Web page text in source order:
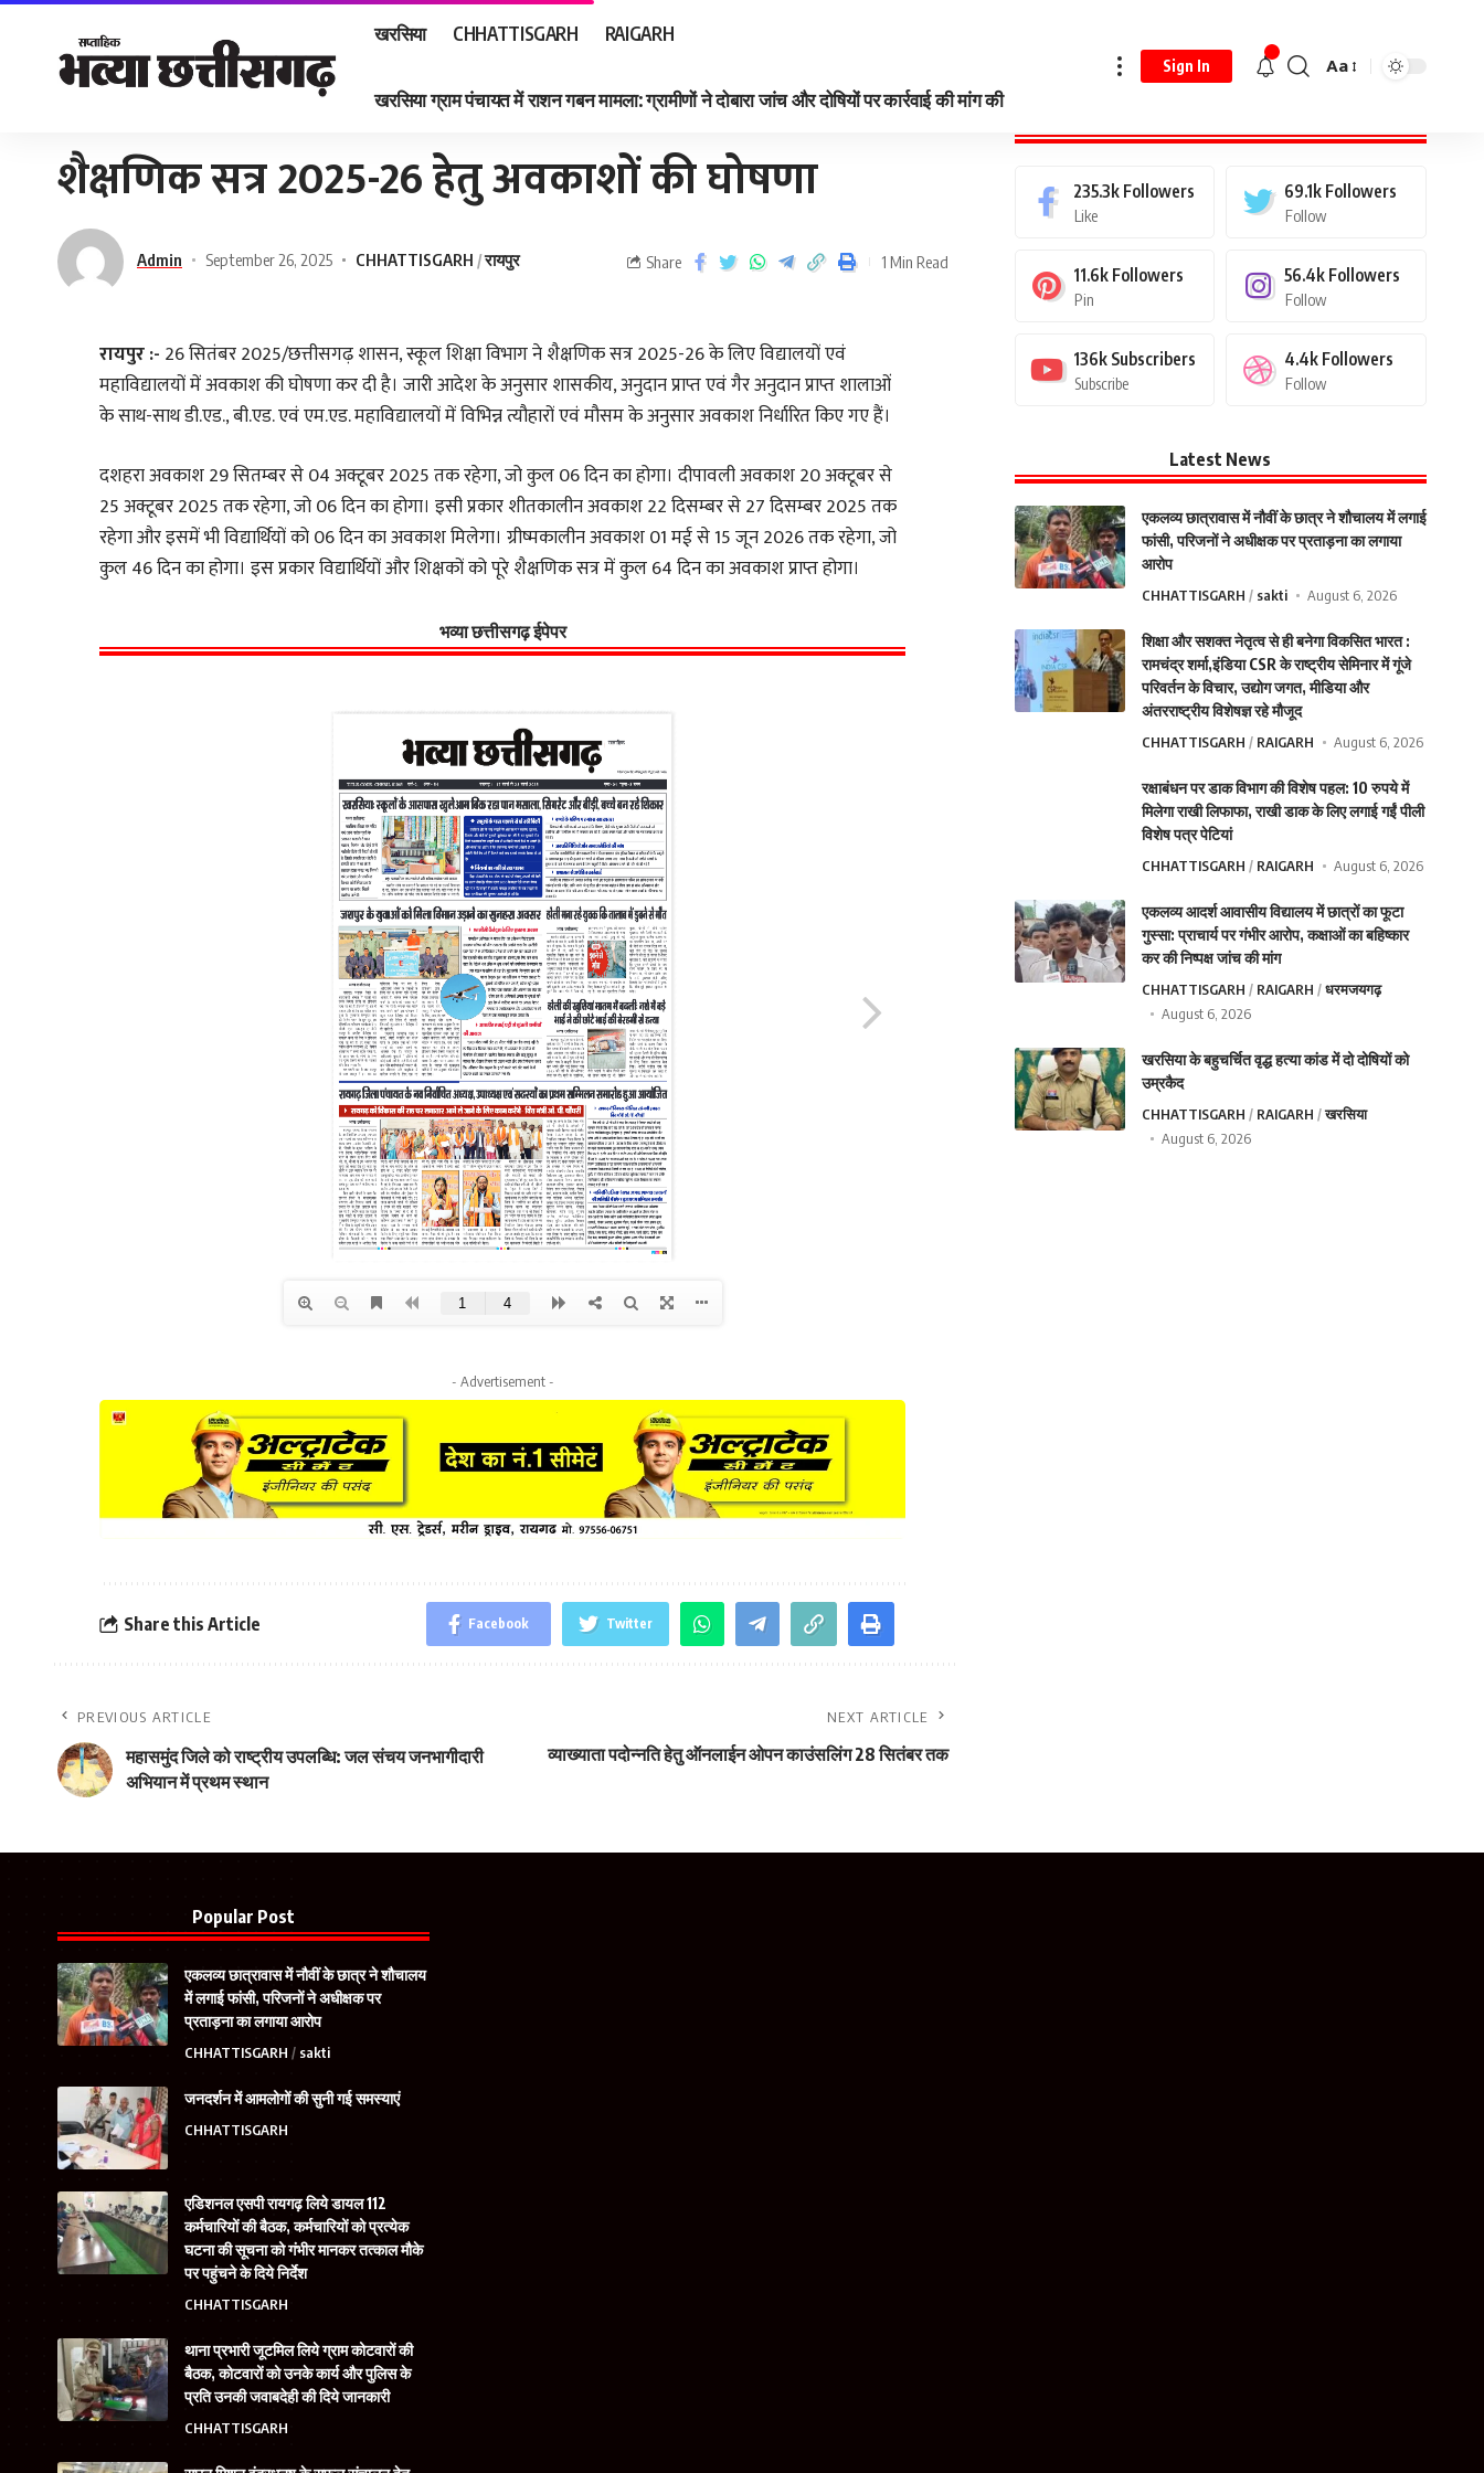
खरसिया CHHATTISGARH RAIGARH
खरसिया ग्राम पंचायत में राशन गबन मामला: ग्रामीणों ने दोबारा जांच और दोषियों पर कार्रवाई की मांग की
Sign In Aa
शैक्षणिक सत्र 2025-26 हेतु अवकाशों की घोषणा
Admin September 26, 2025 CHHATTISGARH रायपुर Share 1 Min Read
रायपुर :- 26 सितंबर 2025/छत्तीसगढ़ शासन, स्कूल शिक्षा विभाग ने शैक्षणिक सत्र 2025-26 के लिए विद्यालयों एवं
महाविद्यालयों में अवकाश की घोषणा कर दी है। जारी आदेश के अनुसार शासकीय, अनुदान प्राप्त एवं गैर अनुदान प्राप्त शालाओं
के साथ-साथ डी.एड., बी.एड. एवं एम.एड. महाविद्यालयों में विभिन्न त्यौहारों एवं मौसम के अनुसार अवकाश निर्धारित किए गए हैं।
दशहरा अवकाश 29 सितम्बर से 04 अक्टूबर 2025 तक रहेगा, जो कुल 06 दिन का होगा। दीपावली अवकाश 20 अक्टूबर से
25 अक्टूबर 2025 तक रहेगा, जो 06 दिन का होगा। इसी प्रकार शीतकालीन अवकाश 22 दिसम्बर से 27 दिसम्बर 2025 तक
रहेगा और इसमें भी विद्यार्थियों को 06 दिन का अवकाश मिलेगा। ग्रीष्मकालीन अवकाश 01 मई से 15 जून 2026 तक रहेगा, जो
कुल 46 दिन का होगा। इस प्रकार विद्यार्थियों और शिक्षकों को पूरे शैक्षणिक सत्र में कुल 64 दिन का अवकाश प्राप्त होगा।
भव्या छत्तीसगढ़ ईपेपर
- Advertisement -
Share this Article Facebook Twitter
PREVIOUS ARTICLE
महासमुंद जिले को राष्ट्रीय उपलब्धि: जल संचय जनभागीदारी
अभियान में प्रथम स्थान
NEXT ARTICLE
व्याख्याता पदोन्नति हेतु ऑनलाईन ओपन काउंसलिंग 28 सितंबर तक
235.3k Followers
Like
69.1k Followers
Follow
11.6k Followers
Pin
56.4k Followers
Follow
136k Subscribers
Subscribe
4.4k Followers
Follow
Latest News
एकलव्य छात्रावास में नौवीं के छात्र ने शौचालय में लगाई
फांसी, परिजनों ने अधीक्षक पर प्रताड़ना का लगाया
आरोप
CHHATTISGARH sakti August 6, 2026
शिक्षा और सशक्त नेतृत्व से ही बनेगा विकसित भारत :
रामचंद्र शर्मा,इंडिया CSR के राष्ट्रीय सेमिनार में गूंजे
परिवर्तन के विचार, उद्योग जगत, मीडिया और
अंतरराष्ट्रीय विशेषज्ञ रहे मौजूद
CHHATTISGARH RAIGARH August 6, 2026
रक्षाबंधन पर डाक विभाग की विशेष पहल: 10 रुपये में
मिलेगा राखी लिफाफा, राखी डाक के लिए लगाई गईं पीली
विशेष पत्र पेटियां
CHHATTISGARH RAIGARH August 6, 2026
एकलव्य आदर्श आवासीय विद्यालय में छात्रों का फूटा
गुस्सा: प्राचार्य पर गंभीर आरोप, कक्षाओं का बहिष्कार
कर की निष्पक्ष जांच की मांग
CHHATTISGARH RAIGARH
धरमजयगढ़
August 6, 2026
खरसिया के बहुचर्चित वृद्ध हत्या कांड में दो दोषियों को
उम्रकैद
CHHATTISGARH RAIGARH
खरसिया
August 6, 2026
Popular Post
एकलव्य छात्रावास में नौवीं के छात्र ने शौचालय
में लगाई फांसी, परिजनों ने अधीक्षक पर
प्रताड़ना का लगाया आरोप
CHHATTISGARH sakti
जनदर्शन में आमलोगों की सुनी गई समस्याएं
CHHATTISGARH
एडिशनल एसपी रायगढ़ लिये डायल 112
कर्मचारियों की बैठक, कर्मचारियों को प्रत्येक
घटना की सूचना को गंभीर मानकर तत्काल मौके
पर पहुंचने के दिये निर्देश
CHHATTISGARH
थाना प्रभारी जूटमिल लिये ग्राम कोटवारों की
बैठक, कोटवारों को उनके कार्य और पुलिस के
प्रति उनकी जवाबदेही की दिये जानकारी
CHHATTISGARH